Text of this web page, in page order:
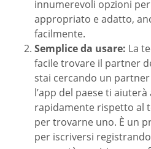
innumerevoli opzioni
appropriato e adatto,
facilmente.
Semplice da usare: La
facile trovare il partner
stai cercando un
l’app del paese ti
rapidamente rispetto al
per trovarne uno. È un
per iscriversi